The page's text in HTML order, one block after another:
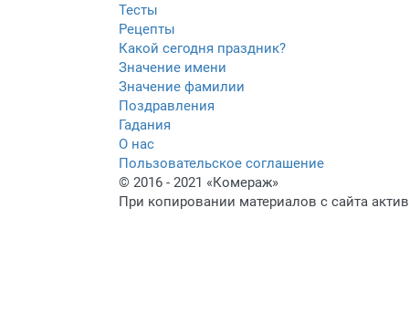
Тесты
Рецепты
Какой сегодня праздник?
Значение имени
Значение фамилии
Поздравления
Гадания
О нас
Пользовательское соглашение
© 2016 - 2021 «Комераж»
При копировании материалов с сайта